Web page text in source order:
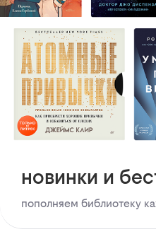
новинки и
пополняем библиотеку